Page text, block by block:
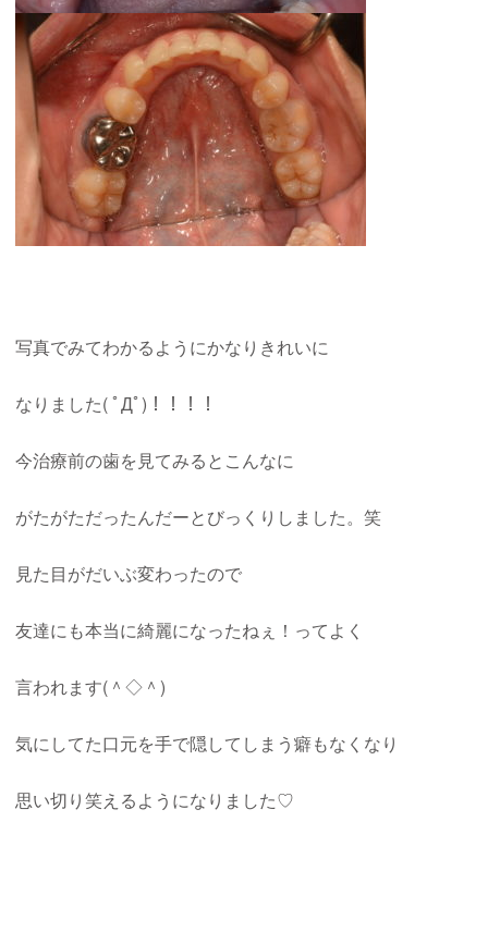
写真でみてわかるようにかなりきれいに
なりました( ﾟДﾟ)！！！！
今治療前の歯を見てみるとこんなに
がたがただったんだーとびっくりしました。笑
見た目がだいぶ変わったので
友達にも本当に綺麗になったねぇ！ってよく
言われます(＾◇＾)
気にしてた口元を手で隠してしまう癖もなくなり
思い切り笑えるようになりました♡